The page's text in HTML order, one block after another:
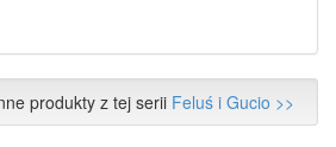
produkty z tej serii Feluś i Gucio >>